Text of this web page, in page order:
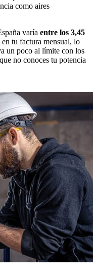
como aires
varía entre los 3,45
en tu factura mensual, lo
un poco al límite con los
no conoces tu potencia